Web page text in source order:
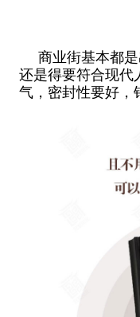
商业街基本都
还是得要符合现代
气，密封性要好，